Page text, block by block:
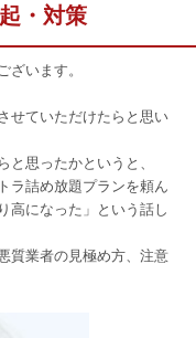
・対策
ざいます。
せていただけたらと思い
思ったかというと、
ラ詰め放題プランを頼ん
高になった」という話し
質業者の見極め方、注意